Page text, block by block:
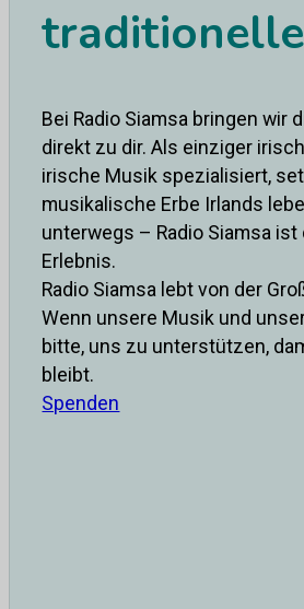
Bei Radio Siamsa bringen wir
direkt zu dir. Als einziger
irische Musik spezialisiert,
musikalische Erbe Irlands
unterwegs – Radio Siamsa
Erlebnis.
Radio Siamsa lebt von der
Wenn unsere Musik und
bitte, uns zu unterstützen,
bleibt.
Spenden